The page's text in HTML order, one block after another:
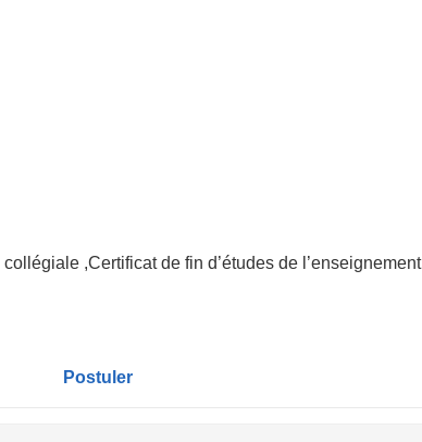
,Certificat de fin d’études de l’enseignement
Postuler